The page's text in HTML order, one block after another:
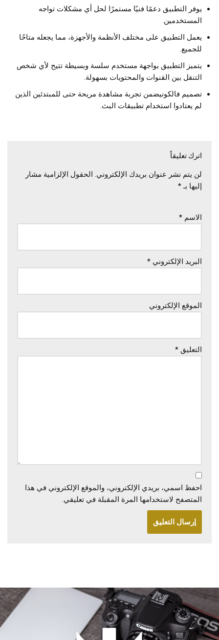
يوفر التطبيق دعمًا فنيًا مستمرًا لحل أي مشكلات تواجه
المستخدمين.
يعمل التطبيق على مختلف الأنظمة والأجهزة، مما يجعله متاحًا
للجميع.
يتميز التطبيق بواجهة مستخدم سلسة وبسيطة تتيح لأي شخص
التنقل بين القنوات والمحتويات بسهولة.
تصميم فالكونيضمن تجربة مشاهدة مريحة حتى للمبتدئين الذين
لم يعتادوا استخدام تطبيقات البث.
اترك تعليقاً
لن يتم نشر عنوان بريدك الإلكتروني. الحقول الإلزامية مشار
إليها بـ*
الاسم *
البريد الإلكتروني *
الموقع الإلكتروني
التعليق *
احفظ اسمي، بريدي الإلكتروني، والموقع الإلكتروني في هذا
المتصفح لاستخدامها المرة المقبلة في تعليقي.